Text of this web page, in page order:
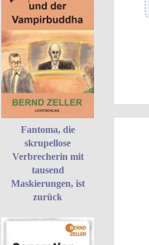
Fantoma, die
skrupellose
Verbrecherin mit
tausend
Maskierungen, ist
zurück